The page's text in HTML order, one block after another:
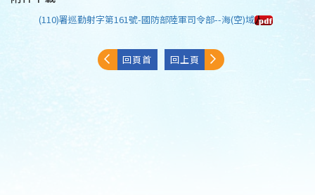
(110)署巡勤射字第161號-國防部陸軍司令部--海(空)域
回頁首 回上頁